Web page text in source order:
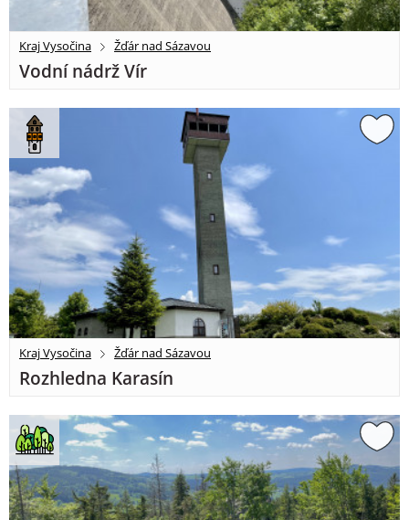
Kraj Vysočina Žďár nad Sázavou
Vodní nádrž Vír
Kraj Vysočina Žďár nad Sázavou
Rozhledna Karasín